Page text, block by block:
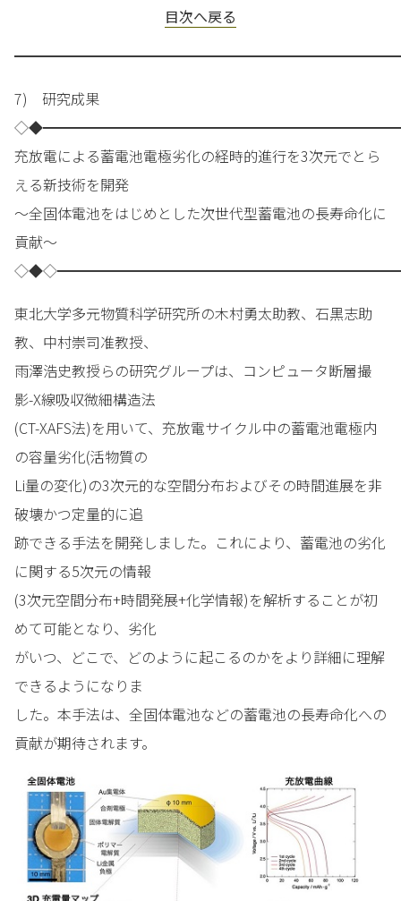
目次へ戻る
7) 研究成果
充放電による蓄電池電極劣化の経時的進行を3次元でとら
える新技術を開発
～全固体電池をはじめとした次世代型蓄電池の長寿命化に
貢献～
東北大学多元物質科学研究所の木村勇太助教、石黒志助
教、中村崇司准教授、
雨澤浩史教授らの研究グループは、コンピュータ断層撮
影-X線吸収微細構造法
(CT-XAFS法)を用いて、充放電サイクル中の蓄電池電極内
の容量劣化(活物質の
Li量の変化)の3次元的な空間分布およびその時間進展を非
破壊かつ定量的に追
跡できる手法を開発しました。これにより、蓄電池の劣化
に関する5次元の情報
(3次元空間分布+時間発展+化学情報)を解析することが初
めて可能となり、劣化
がいつ、どこで、どのように起こるのかをより詳細に理解
できるようになりま
した。本手法は、全固体電池などの蓄電池の長寿命化への
貢献が期待されます。